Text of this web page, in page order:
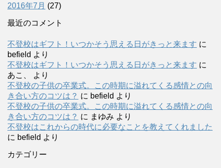
2016年7月 (27)
最近のコメント
不登校はギフト！いつかそう思える日がきっと来ます に
befield より
不登校はギフト！いつかそう思える日がきっと来ます に
あこ、
より
不登校の子供の卒業式。この時期に溢れてくる感情との向
き合い方のコツは？ に befield より
不登校の子供の卒業式。この時期に溢れてくる感情との向
き合い方のコツは？ に まゆみ より
不登校はこれからの時代に必要なことを教えてくれました
に befield より
カテゴリー